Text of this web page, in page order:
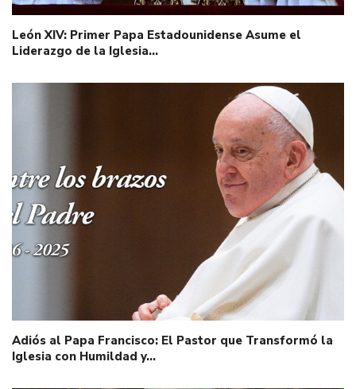
León XIV: Primer Papa Estadounidense Asume el
Liderazgo de la Iglesia…
Adiós al Papa Francisco: El Pastor que Transformó la
Iglesia con Humildad y…